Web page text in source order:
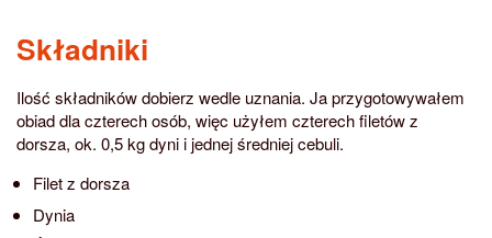
Składniki
Ilość składników dobierz wedle uznania. Ja przygotowywałem
obiad dla czterech osób, więc użyłem czterech filetów z
dorsza, ok. 0,5 kg dyni i jednej średniej cebuli.
Filet z dorsza
Dynia